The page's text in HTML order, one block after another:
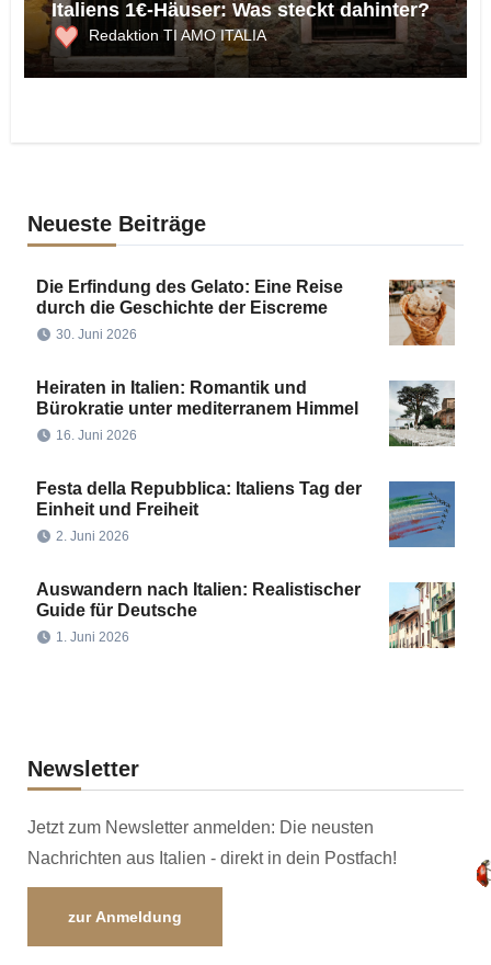
Italiens 1€-Häuser: Was steckt dahinter?
Redaktion TI AMO ITALIA
Neueste Beiträge
Die Erfindung des Gelato: Eine Reise
durch die Geschichte der Eiscreme
30. Juni 2026
Heiraten in Italien: Romantik und
Bürokratie unter mediterranem Himmel
16. Juni 2026
Festa della Repubblica: Italiens Tag der
Einheit und Freiheit
2. Juni 2026
Auswandern nach Italien: Realistischer
Guide für Deutsche
1. Juni 2026
Newsletter
Jetzt zum Newsletter anmelden: Die neusten
Nachrichten aus Italien - direkt in dein Postfach!
zur Anmeldung